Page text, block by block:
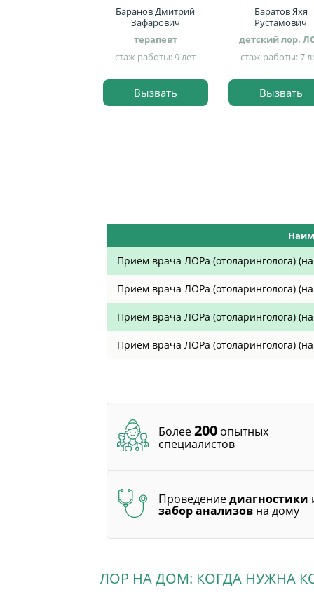
Баранов Дмитрий
Зафарович
терапевт
стаж работы: 9 лет
Вызвать
Баратов Яхя
Рустамович
детский лор,
стаж работы: 7
Вызвать
Прием врача ЛОРа (отоларинголога)
Прием врача ЛОРа (отоларинголога)
Прием врача ЛОРа (отоларинголога)
Прием врача ЛОРа (отоларинголога)
Более200 опытных
специалистов
Проведениедиагностики
забор анализов на дому
ЛОР НА ДОМ: КОГДА НУЖНА